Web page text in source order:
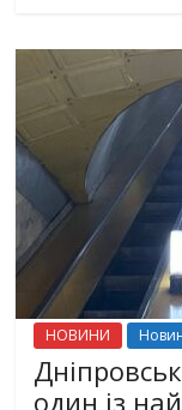
НОВИНИ
один із